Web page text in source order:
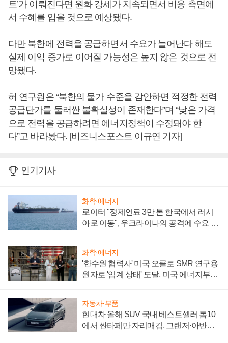
트’가 이뤄진다면 원화 강세가 지속되면서 비용 측면에
서 수혜를 입을 것으로 예상됐다.
다만 북한에 전력을 공급하면서 수요가 늘어난다 해도
실제 이익 증가로 이어질 가능성은 높지 않은 것으로 전
망됐다.
허 연구원은 “북한의 물가 수준을 감안하면 적정한 전력
공급단가를 둘러싼 불확실성이 존재한다”며 “낮은 가격
으로 전력을 공급하려면 에너지정책이 수정돼야 한
다”고 바라봤다. [비즈니스포스트 이규연 기자]
인기기사
화학·에너지
로이터 "정제연료 3만 톤 한국에서 러시
아로 이동", 우크라이나의 공격에 수요 늘
화학·에너지
'한수원 협력사' 미국 오클로 SMR 연구용
원자로 '임계 상태' 도달, 미국 에너지부
자동차·부품
현대차 올해 SUV 국내 베스트셀러 톱10
에서 싼타페만 자리매김, 그랜저·아반떼